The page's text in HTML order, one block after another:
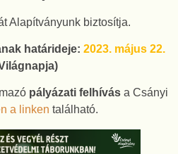
Alapítványunk biztosítja.
határideje:2023. május 22.
pályázati felhívás a Csányi
a linken található.